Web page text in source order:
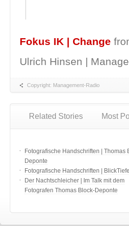
Fokus IK | Change
Ulrich Hinsen |
Copyright: Management-Radio
Related Stories Most
Fotografische Handschriften | Thomas
Deponte
Fotografische Handschriften | BlickTiefe
Der Nachtschleicher | Im Talk mit dem
Fotografen Thomas Block-Deponte